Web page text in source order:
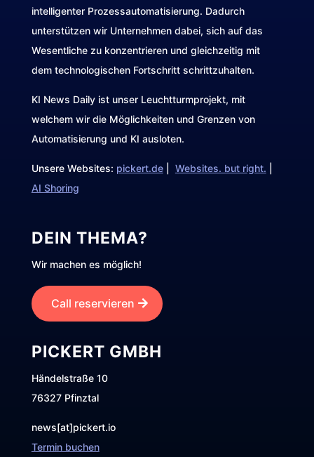
intelligenter Prozessautomatisierung. Dadurch
unterstützen wir Unternehmen dabei, sich auf das
Wesentliche zu konzentrieren und gleichzeitig mit
dem technologischen Fortschritt schrittzuhalten.
KI News Daily ist unser Leuchtturmprojekt, mit
welchem wir die Möglichkeiten und Grenzen von
Automatisierung und KI ausloten.
Unsere Websites: pickert.de| Websites. but right.
AI Shoring
DEIN THEMA?
Wir machen es möglich!
Call reservieren
PICKERT GMBH
Händelstraße 10
76327 Pfinztal
news[at]pickert.io
Termin buchen